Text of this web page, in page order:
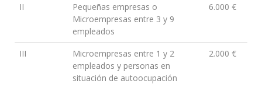
II
Pequeñas empresas o
Microempresas entre 3 y 9
empleados
6.000 €
III
Microempresas entre 1 y 2
empleados y personas en
situación de autoocupación
2.000 €